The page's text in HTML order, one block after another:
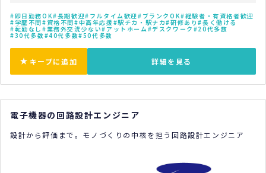
即日勤務OK 長期歓迎 フルタイム歓迎 ブランクOK 経験者・有資格者歓迎
学歴不問 資格不問 中高年応援 駅チカ・駅ナカ 研修あり 長く働ける
転勤なし 業務外交流少ない アットホーム デスクワーク 20代多数
30代多数 40代多数 50代多数
キープに追加 詳細を見る
電子機器の回路設計エンジニア
設計から評価まで。モノづくりの中核を担う回路設計エンジニア